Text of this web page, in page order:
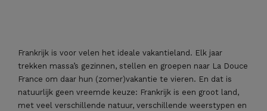
Frankrijk is voor velen het ideale vakantieland. Elk jaar
trekken massa’s gezinnen, stellen en groepen naar La Douce
France om daar hun (zomer)vakantie te vieren. En dat is
natuurlijk geen vreemde keuze: Frankrijk is een groot land,
met veel verschillende natuur, verschillende weerstypen en